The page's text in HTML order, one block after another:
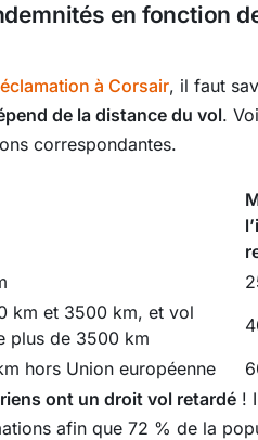
en fonction
à Corsair, il faut
de la distance du vol.
correspondantes.
km et 3500 km, et vol
plus de 3500 km
hors Union européenne
ont un droit vol retardé !
afin que 72 % de la